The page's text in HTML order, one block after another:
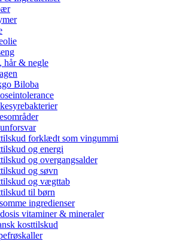
hår & negle
Biloba
forklædt som vingummi
og energi
og overgangsalder
og søvn
og vægttab
til børn
ingredienser
vitaminer & mineraler
kosttilskud